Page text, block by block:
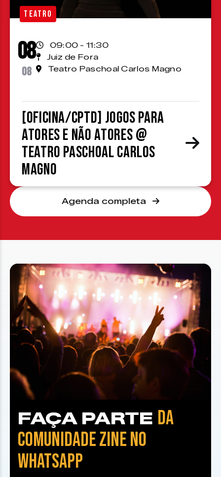
TEATRO
08
08
09:00 - 11:30
Juiz de Fora
Teatro Paschoal Carlos Magno
[OFICINA/CPTD] Jogos para
atores e não atores @
Teatro Paschoal Carlos
Magno
Agenda completa
FAÇA PARTE DA
COMUNIDADE ZINE NO
WHATSAPP